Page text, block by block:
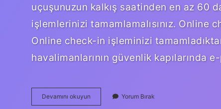
uçuşunuzun kalkış saatinden en az 60
işlemlerinizi tamamlamalısınız. Online
Online check-in işleminizi
havalimanlarının güvenlik kapılarında
Devamını okuyun
Check-
Yorum Bırak